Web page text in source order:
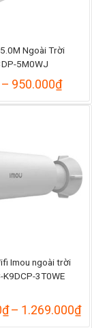
Ngoài Trời
5M0WJ
– 950.000₫
từ
Imou ngoài trời
K9DCP-3T0WE
₫– 1.269.000₫